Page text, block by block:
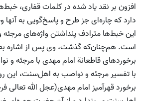
افزون بر نقد یاد شده در کلمات قفاری،
دارد که چاره‌ای جز طرح و پاسخ‌گویی به آنها
این خبط‌ها مترادف پنداشتن واژه‌های
است. هم‌چنان‌که گذشت، وی پس از اشاره به
برخوردهای قاطعانة امام مهدی با مرجئه و
با تفسیر مرجئه و نواصب به اهل‌سنت، این
برخورد قهرآمیز امام مهدی(عجل الله تعالی